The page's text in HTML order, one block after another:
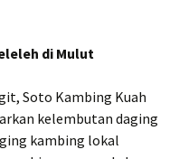
di Mulut
Soto Kambing Kuah
kelembutan daging
kambing lokal